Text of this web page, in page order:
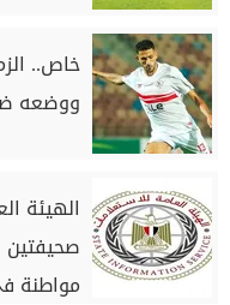
خاص..
ووضعه
الهيئة
صحيفتين
مواطنة